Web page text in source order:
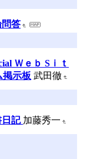
答
Ｗｅｂ Sｉｔ
掲示板 武田徹
日記 加藤秀一